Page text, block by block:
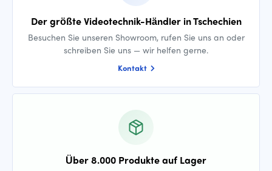
Der größte Videotechnik-Händler in Tschechien
Besuchen Sie unseren Showroom, rufen Sie uns an oder
schreiben Sie uns — wir helfen gerne.
Kontakt
Über 8.000 Produkte auf Lager